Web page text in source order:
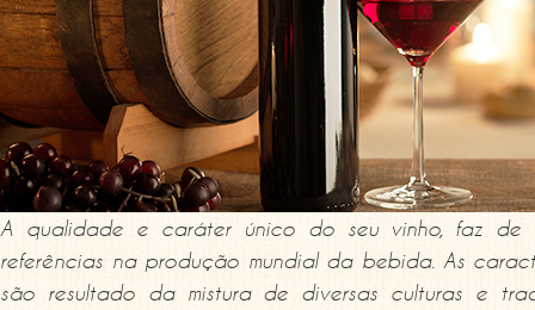
A qualidade e caráter único do seu vinho, faz de
referências na produção mundial da bebida. As
são resultado da mistura de diversas culturas e